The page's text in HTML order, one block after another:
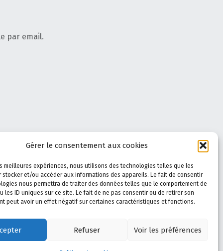
Gérer le consentement aux cookies
meilleures expériences, nous utilisons des technologies telles que les
stocker et/ou accéder aux informations des appareils. Le fait de consentir
nous permettra de traiter des données telles que le comportement de
les ID uniques sur ce site. Le fait de ne pas consentir ou de retirer son
peut avoir un effet négatif sur certaines caractéristiques et fonctions.
Refuser Voir les préférences
par email.
Élément du menuÉlément du menuÉlément du menuÉlément du menuÉlément du menu Back to top ↑